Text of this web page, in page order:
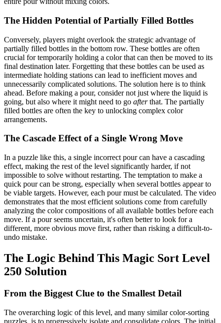
The Hidden Potential of Partially Filled Bottles
Conversely, players might overlook the strategic advantage of
partially filled bottles in the bottom row. These bottles are often
crucial for temporarily holding a color that can then be moved to its
final destination later. Forgetting that these bottles can be used as
intermediate holding stations can lead to inefficient moves and
unnecessarily complicated solutions. The solution here is to think
ahead. Before making a pour, consider not just where the liquid is
going, but also where it might need to go afterthat. The partially
filled bottles are often the key to unlocking complex color
arrangements.
The Cascade Effect of a Single Wrong Move
In a puzzle like this, a single incorrect pour can have a cascading
effect, making the rest of the level significantly harder, if not
impossible to solve without restarting. The temptation to make a
quick pour can be strong, especially when several bottles appear to
be viable targets. However, each pour must be calculated. The video
demonstrates that the most efficient solutions come from carefully
analyzing the color compositions of all available bottles before each
move. If a pour seems uncertain, it's often better to look for a
different, more obvious move first, rather than risking a difficult-to-
undo mistake.
The Logic Behind This Magic Sort Level
250 Solution
From the Biggest Clue to the Smallest Detail
The overarching logic of this level, and many similar color-sorting
puzzles, is to progressively isolate and consolidate colors. The initial